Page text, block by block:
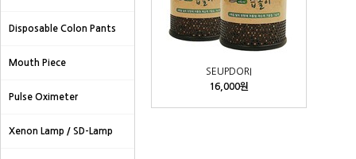
Disposable Colon Pants
Mouth Piece
Pulse Oximeter
Xenon Lamp / SD-Lamp
SEUPDORI
16,000원